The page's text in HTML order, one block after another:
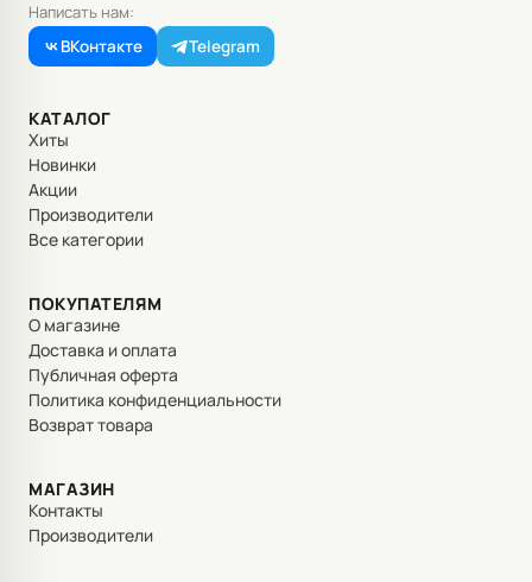
Написать нам:
ВКонтакте
Telegram
КАТАЛОГ
Хиты
Новинки
Акции
Производители
Все категории
ПОКУПАТЕЛЯМ
О магазине
Доставка и оплата
Публичная оферта
Политика конфиденциальности
Возврат товара
МАГАЗИН
Контакты
Производители